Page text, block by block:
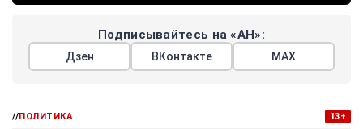
Подписывайтесь на «АН»:
Дзен ВКонтакте МАХ
//ПОЛИТИКА 13+